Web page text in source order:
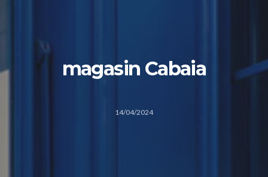
magasin Cabaia
14/04/2024